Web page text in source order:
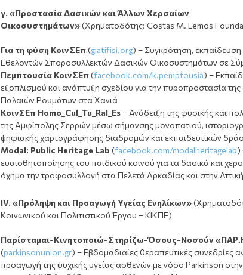
γ. «Προστασία Δασικών και Άλλων Χερσαίων
Οικοσυστημάτων»(Χρηματοδότης: Costas M. Lemos
Για τη φύση ΚοινΣΕπ(giatifisi.org) – Συγκρότηση,
Εθελοντών Σποροσυλλεκτών Δασικών Οικοσυστημάτων σε
Πεμπτουσία ΚοινΣΕπ(facebook.com/k.pemptousia) –
εξοπλισμού και ανάπτυξη σχεδίου για την πυροπροστασία
Παλαιών Ρουμάτων στα Χανιά
KoινΣΕπ Homo_Cul_Tu_Ral_Es– Ανάδειξη της φυσικής και
της Αμφίπολης Σερρών μέσω σήμανσης μονοπατιού,
ψηφιακής χαρτογράφησης διαδρομών και εκπαιδευτικών
Modal: Public Heritage Lab (facebook.com/modalheritagelab)
ευαισθητοποίησης του παιδικού κοινού για τα δασικά και
όχημα την τροφοσυλλογή στα Πελετά Αρκαδίας και στην Αττική
ΙV. «Πρόληψη και Προαγωγή Υγείας Ενηλίκων»
Κοινωνικού και Πολιτιστικού Έργου – ΚΙΚΠΕ)
Παρίσταμαι-Κινητοποιώ-Στηρίζω-Όσους-Νοσούν
(parkinsonunion.gr) – Εβδομαδιαίες θεραπευτικές συνεδρίες
προαγωγή της ψυχικής υγείας ασθενών με νόσο Parkinson στην